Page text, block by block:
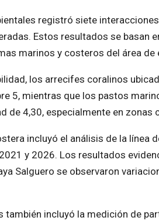
registró siete
Estos resultados se basan
marinos y costeros del área de
los arrecifes coralinos
5, mientras que los pastos
de 4,30, especialmente en
incluyó el análisis de la línea
y 2026. Los resultados
Salguero se observaron
incluyó la medición de